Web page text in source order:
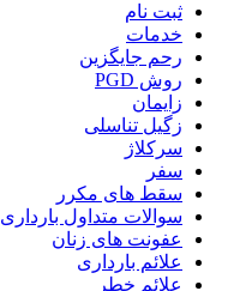
ثبت نام
خدمات
رحم جایگزین
روش PGD
زایمان
زگیل تناسلی
سرکلاژ
سفر
سقط های مکرر
سوالات متداول بارداری
عفونت های زنان
علائم بارداری
علائم خطر